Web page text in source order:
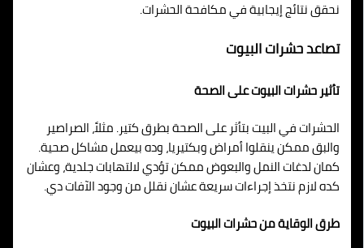
نحقق نتائج إيجابية في مكافحة الحشرات.
تصاعد حشرات البيوت
تأثير حشرات البيوت على الصحة
الحشرات في البيت بتأثر على الصحة بطرق كتير. مثلاً، الصراصير
والبق ممكن ينقلوا أمراض وبكتيريا، وده بيعمل مشاكل صحية.
كمان لدغات النمل والبعوض ممكن تؤدي لالتهابات جلدية، وعشان
كده لازم نتخذ إجراءات سريعة عشان نقلل من وجود الآفات دي.
طرق الوقاية من حشرات البيوت